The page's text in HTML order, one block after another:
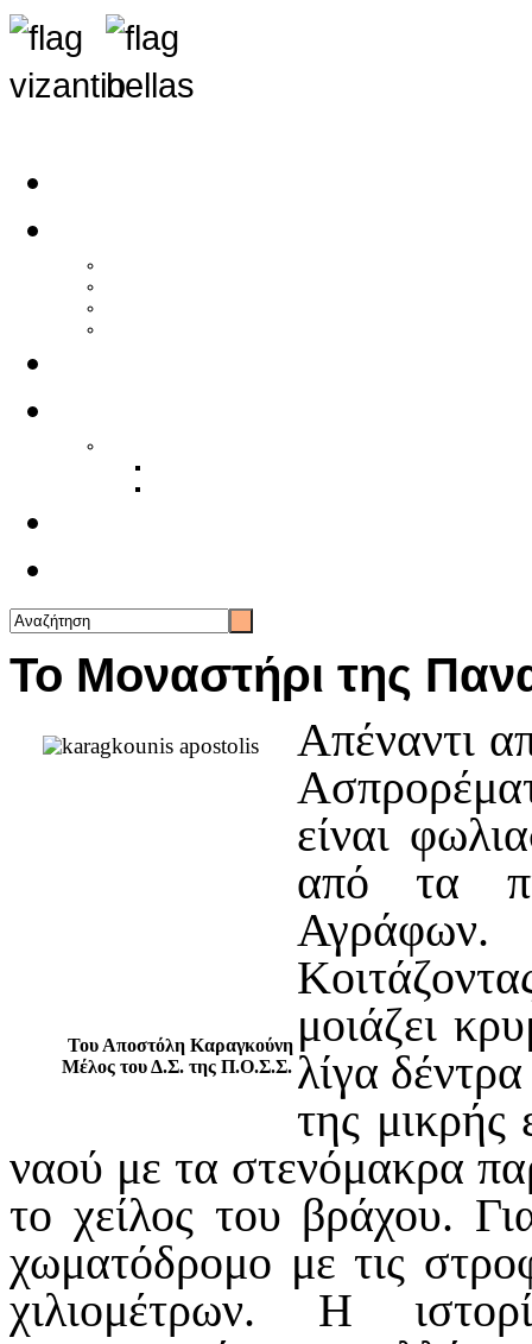
Το Μοναστήρι της
Του Αποστόλη Καραγκούνη
Μέλος του Δ.Σ. της Π.Ο.Σ.Σ.
Απέναντι
είναι
από τα
Αγράφων.
μοιάζει
λίγα
της
ναού με τα στενόμακρα
το χείλος του βράχου.
χωματόδρομο με τις
χιλιομέτρων. Η